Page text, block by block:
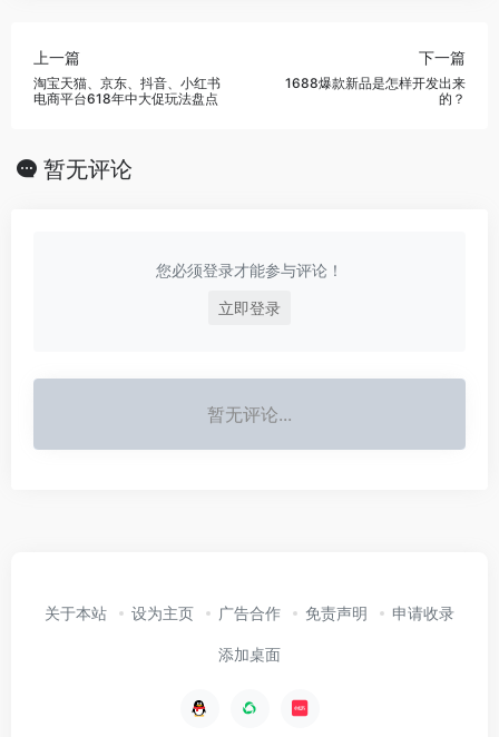
上一篇
淘宝天猫、京东、抖音、小红书
电商平台618年中大促玩法盘点
下一篇
1688爆款新品是怎样开发出来
的？
暂无评论
您必须登录才能参与评论！
立即登录
暂无评论...
关于本站 设为主页 广告合作 免责声明 申请收录
添加桌面